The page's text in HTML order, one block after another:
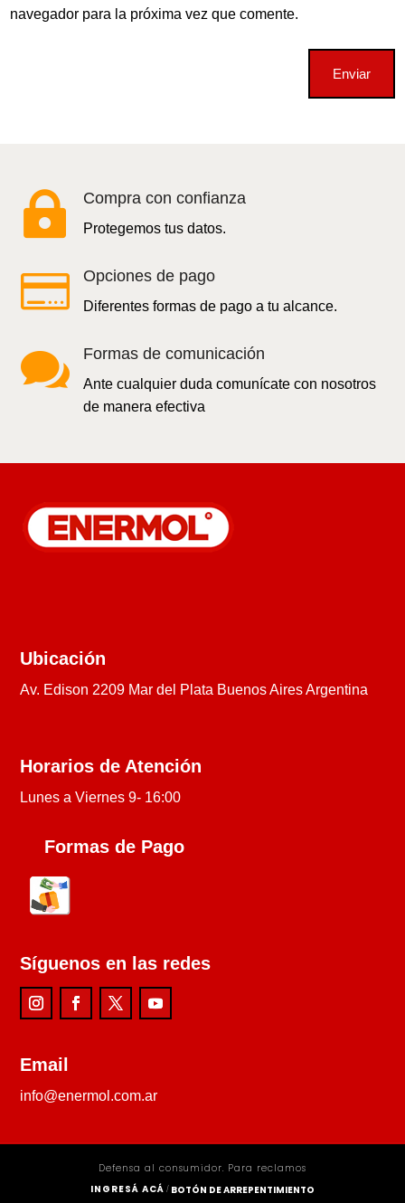
navegador para la próxima vez que comente.
Enviar
 Compra con confianza
Protegemos tus datos.
 Opciones de pago
Diferentes formas de pago a tu alcance.
 Formas de comunicación
Ante cualquier duda comunícate con nosotros
de manera efectiva
Ubicación
Av. Edison 2209 Mar del Plata Buenos Aires Argentina
Horarios de Atención
Lunes a Viernes 9- 16:00
Formas de Pago
Síguenos en las redes
Email
info@enermol.com.ar
Defensa al consumidor. Para reclamos
INGRESÁ ACÁ / BOTÓN DE ARREPENTIMIENTO